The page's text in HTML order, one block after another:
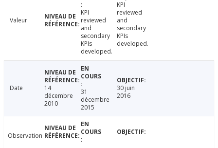
Valeur
KPI
reviewed
and
secondary
KPIs
developed.
KPI
reviewed
and
secondary
KPIs
developed.
Date
14
décembre
2010
31
décembre
2015
30 juin
2016
Observation